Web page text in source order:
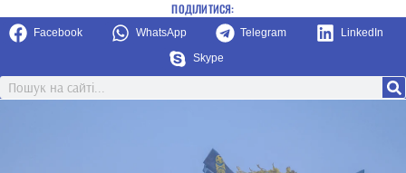
ПОДІЛИТИСЯ:
Facebook WhatsApp Telegram LinkedIn
Skype